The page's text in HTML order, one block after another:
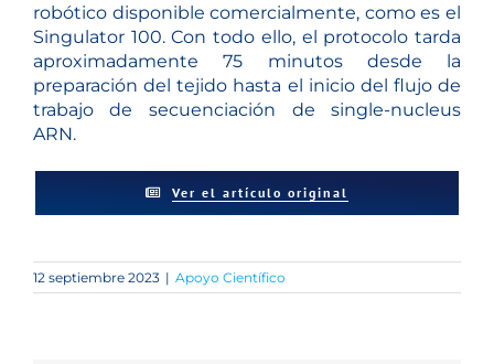
robótico disponible comercialmente, como es el
Singulator 100. Con todo ello, el protocolo tarda
aproximadamente 75 minutos desde la
preparación del tejido hasta el inicio del flujo de
trabajo de secuenciación de single-nucleus
ARN.
Ver el artículo original
12 septiembre 2023 | Apoyo Científico